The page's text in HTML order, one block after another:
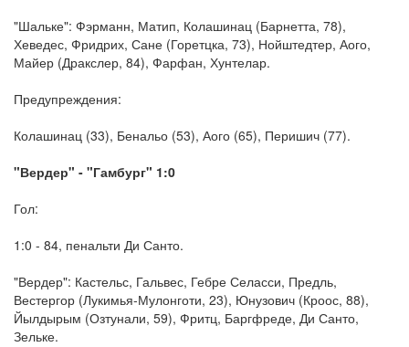
"Шальке": Фэрманн, Матип, Колашинац (Барнетта, 78),
Хеведес, Фридрих, Сане (Горетцка, 73), Нойштедтер, Аого,
Майер (Дракслер, 84), Фарфан, Хунтелар.
Предупреждения:
Колашинац (33), Бенальо (53), Аого (65), Перишич (77).
"Вердер" - "Гамбург" 1:0
Гол:
1:0 - 84, пенальти Ди Санто.
"Вердер": Кастельс, Гальвес, Гебре Селасси, Предль,
Вестергор (Лукимья-Мулонготи, 23), Юнузович (Кроос, 88),
Йылдырым (Озтунали, 59), Фритц, Баргфреде, Ди Санто,
Зельке.